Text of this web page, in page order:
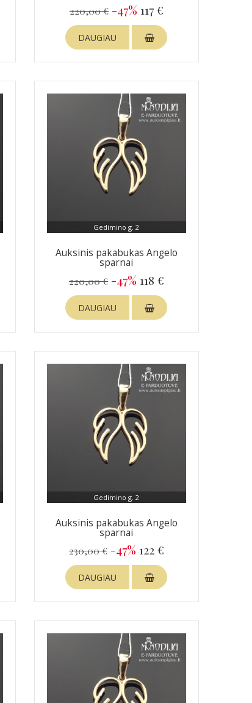
220,00 € -47% 117 €
DAUGIAU
Gedimino g. 2
Auksinis pakabukas Angelo
sparnai
220,00 € -47% 118 €
DAUGIAU
Gedimino g. 2
Auksinis pakabukas Angelo
sparnai
230,00 € -47% 122 €
DAUGIAU